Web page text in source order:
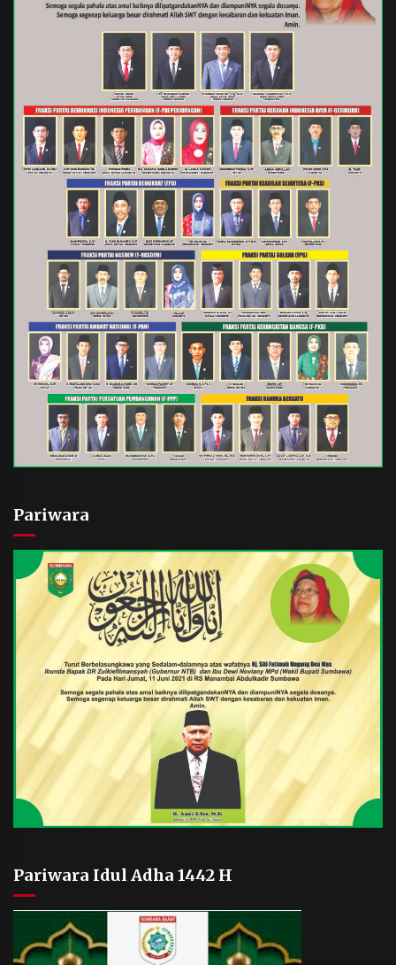
Pariwara
Pariwara Idul Adha 1442 H